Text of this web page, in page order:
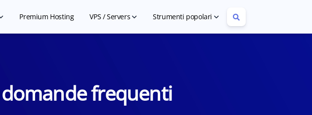
Premium Hosting VPS / Servers Strumenti popolari
frequenti